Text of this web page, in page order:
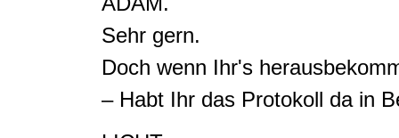
Sehr gern.
Doch wenn Ihr's
– Habt Ihr das Protokoll da in